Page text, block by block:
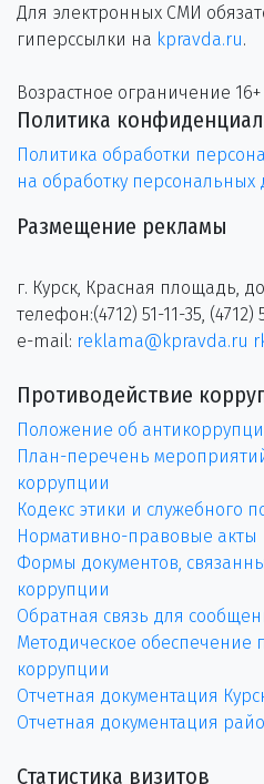
Для электронных СМИ
гиперссылки на kpravda.ru.
Возрастное ограничение 16+
Политика
Политика обработки
на обработку персональных
Размещение рекламы
г. Курск, Красная площадь,
телефон:(4712) 51-11-35, (4712)
e-mail: reklama@kpravda.ru
Противодействие
Положение об
План-перечень
коррупции
Кодекс этики и служебного
Нормативно-правовые акты
Формы документов,
коррупции
Обратная связь для
Методическое обеспечение
коррупции
Отчетная документация
Отчетная документация
Статистика визитов